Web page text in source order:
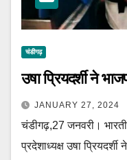
चंडीगढ़
उषा प्रियदर्शी ने
JANUARY 27, 2024
चंडीगढ़,27 जनवरी।
प्रदेशाध्यक्ष उषा